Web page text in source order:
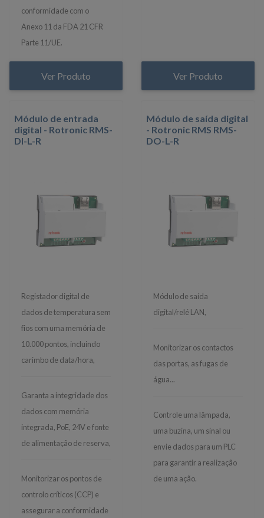
conformidade com o
Anexo 11 da FDA 21 CFR
Parte 11/UE.
Ver Produto Ver Produto
Módulo de entrada
digital - Rotronic RMS-
DI-L-R
Registador digital de
dados de temperatura sem
fios com uma memória de
10.000 pontos, incluindo
carimbo de data/hora,
Garanta a integridade dos
dados com memória
integrada, PoE, 24V e fonte
de alimentação de reserva,
Monitorizar os pontos de
controlo críticos (CCP) e
assegurar a conformidade
Módulo de saída digital
- Rotronic RMS RMS-
DO-L-R
Módulo de saída
digital/relé LAN,
Monitorizar os contactos
das portas, as fugas de
água...
Controle uma lâmpada,
uma buzina, um sinal ou
envie dados para um PLC
para garantir a realização
de uma ação.